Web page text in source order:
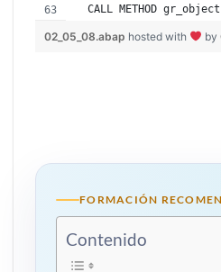
CALL METHOD
02_05_08.abap hosted with by
FORMACIÓN
Contenido